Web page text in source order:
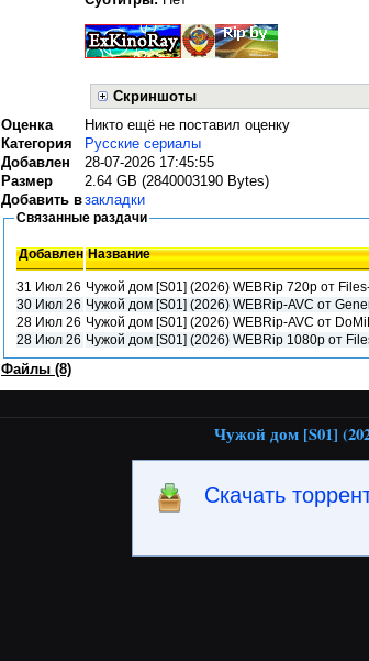
Скриншоты
Оценка
Никто ещё не поставил оценку
Категория
Русские сериалы
Добавлен
28-07-2026 17:45:55
Размер
2.64 GB (2840003190 Bytes)
Добавить взакладки
Связанные раздачи
Добавлен Название
31 Июл 26 Чужой дом [S01] (2026) WEBRip 720p от
30 Июл 26 Чужой дом [S01] (2026) WEBRip-AVC от
28 Июл 26 Чужой дом [S01] (2026) WEBRip-AVC от
28 Июл 26 Чужой дом [S01] (2026) WEBRip 1080p от
Файлы (8)
Чужой дом [S01]
Скачать